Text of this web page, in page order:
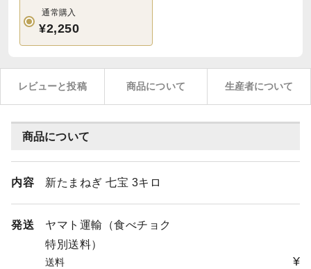
通常購入
¥2,250
レビューと投稿 商品について 生産者について
商品について
内容 新たまねぎ 七宝 3キロ
発送
ヤマト運輸（食べチョク
特別送料）
送料 ¥